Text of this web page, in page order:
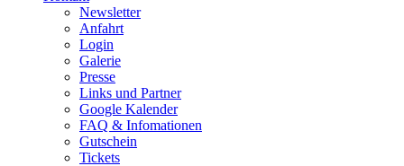
Newsletter
Anfahrt
Login
Galerie
Presse
Links und Partner
Google Kalender
FAQ & Infomationen
Gutschein
Tickets